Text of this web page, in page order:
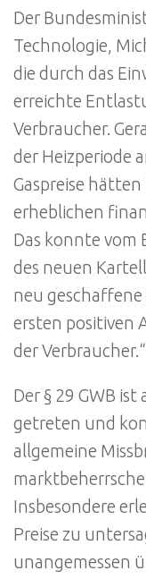
Der
Technologie,
die durch das
erreichte
Verbraucher.
der Heizperiode
Gaspreise
erheblichen
Das konnte
des neuen
neu geschaffene
ersten positiven
der Verbraucher.“
Der § 29 GWB
getreten und
allgemeine
Insbesondere
Preise zu
unangemessen